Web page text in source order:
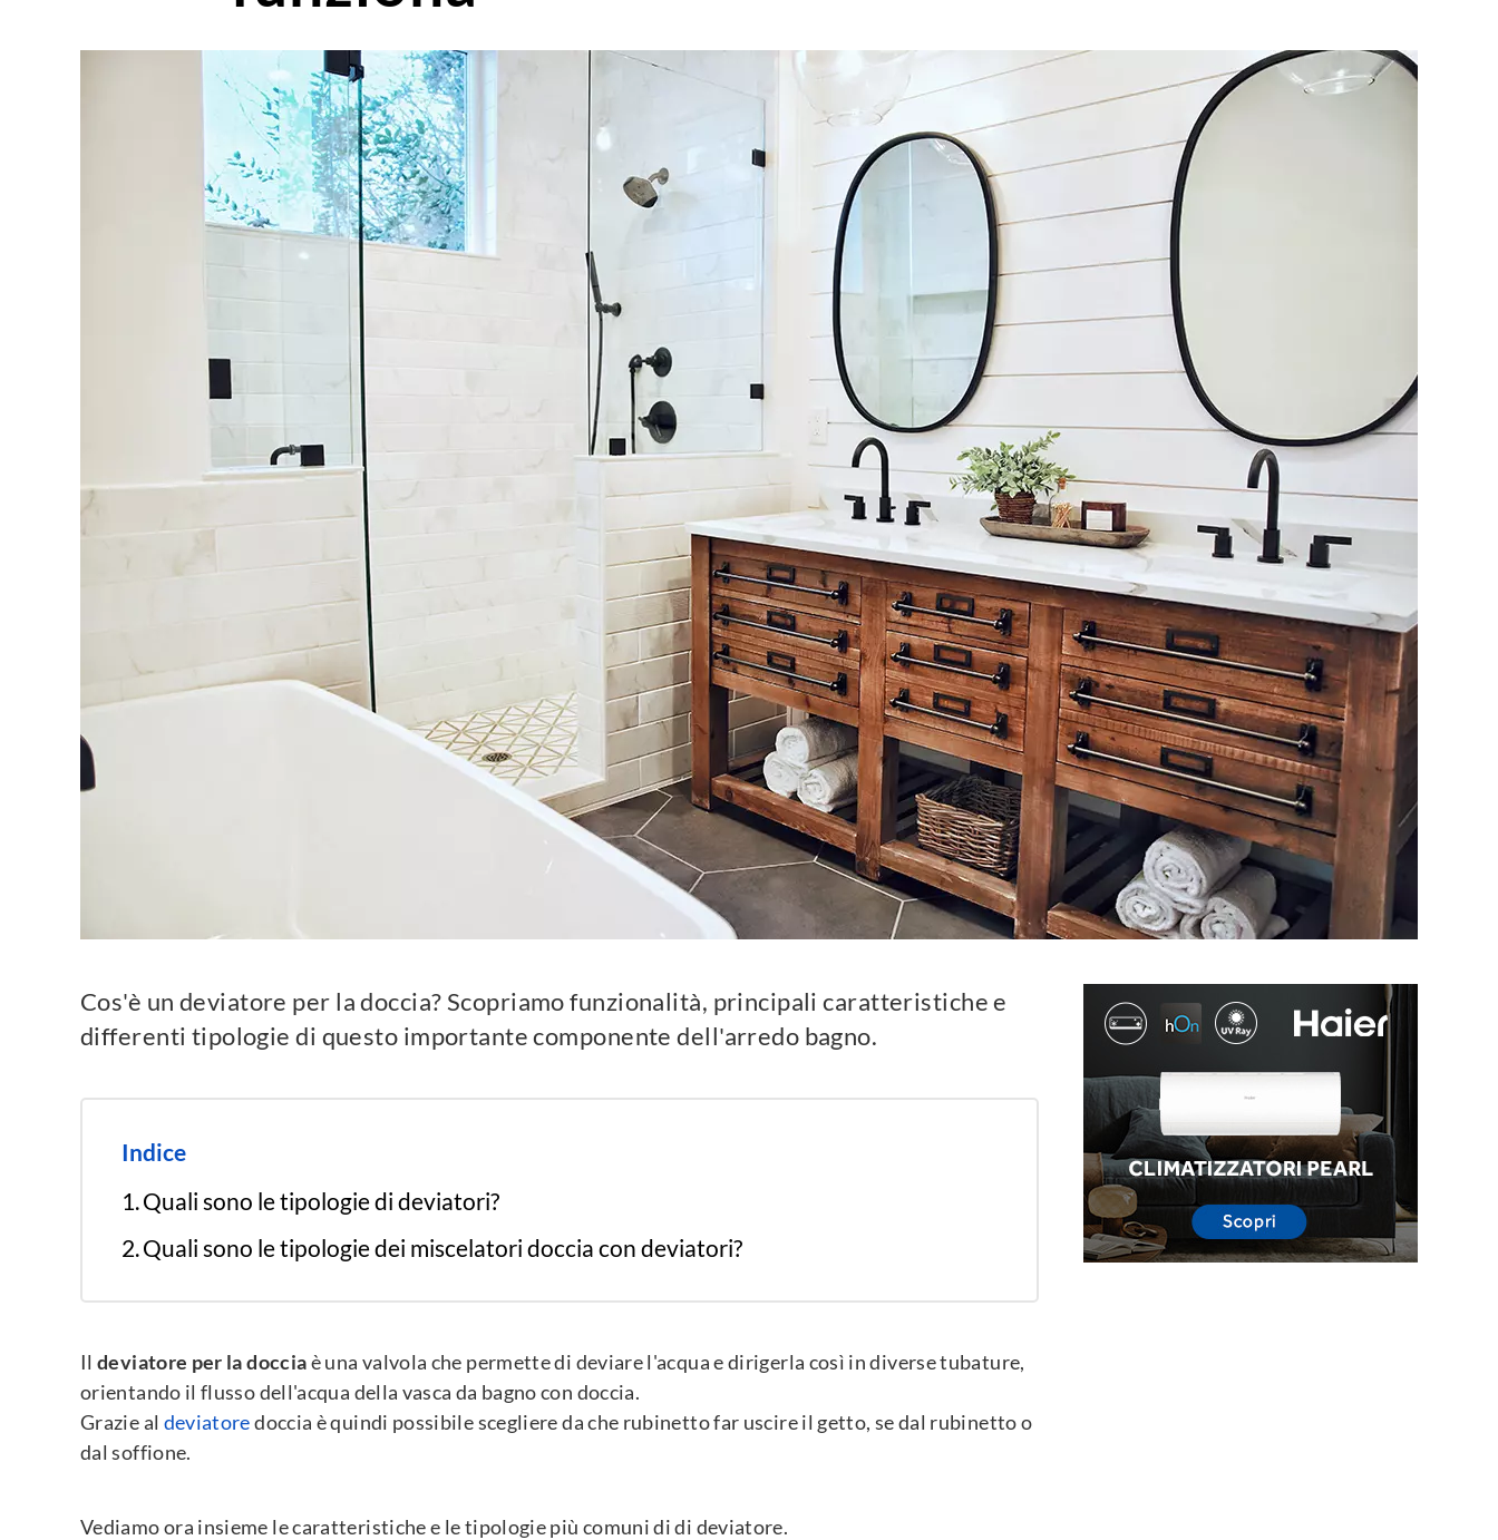
Cos'è un deviatore per la doccia? Scopriamo funzionalità, principali caratteristiche e
differenti tipologie di questo importante componente dell'arredo bagno.
Indice
Quali sono le tipologie di deviatori?
Quali sono le tipologie dei miscelatori doccia con deviatori?
Ildeviatore per la docciaè una valvola che permette di deviare l'acqua e dirigerla così in diverse tubature,
orientando il flusso dell'acqua della vasca da bagno con doccia.
Grazie al deviatoredoccia è quindi possibile scegliere da che rubinetto far uscire il getto, se dal rubinetto o
dal soffione.
Vediamo ora insieme le caratteristiche e le tipologie più comuni di di deviatore.